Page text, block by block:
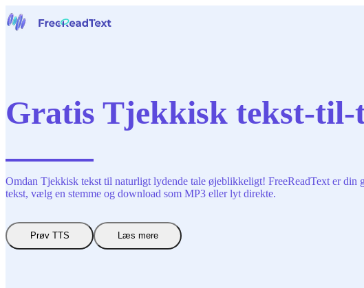
Priser
Kontakt os
Gratis Tjekkisk tekst-til-
Omdan Tjekkisk tekst til naturligt lydende tale øjeblikkeligt! FreeReadText er
tekst, vælg en stemme og download som MP3 eller lyt direkte.
Prøv TTS Læs mere